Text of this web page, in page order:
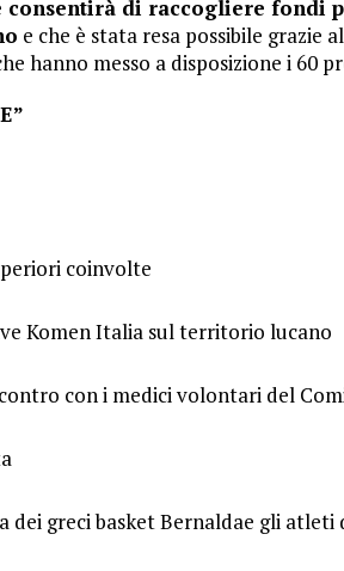
consentirà di raccogliere fondi
e che è stata resa possibile grazie
hanno messo a disposizione i 60
coinvolte
Komen Italia sul territorio lucano
con i medici volontari del
dei greci basket Bernaldae gli